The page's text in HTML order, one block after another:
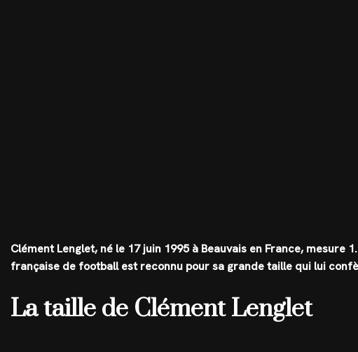
Clément Lenglet, né le 17 juin 1995 à Beauvais en France, mesure
française de football est reconnu pour sa grande taille qui lui
La taille de Clément Lenglet